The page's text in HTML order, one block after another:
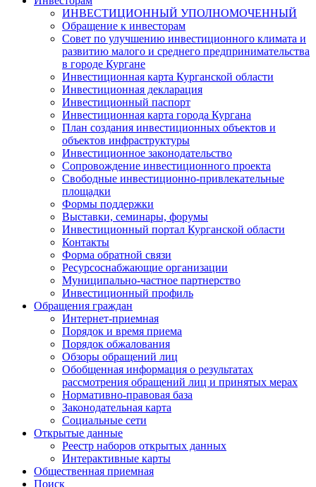
ИНВЕСТИЦИОННЫЙ УПОЛНОМОЧЕННЫЙ
Обращение к инвесторам
Совет по улучшению инвестиционного климата и
развитию малого и среднего предпринимательства
в городе Кургане
Инвестиционная карта Курганской области
Инвестиционная декларация
Инвестиционный паспорт
Инвестиционная карта города Кургана
План создания инвестиционных объектов и
объектов инфраструктуры
Инвестиционное законодательство
Сопровождение инвестиционного проекта
Свободные инвестиционно-привлекательные
площадки
Формы поддержки
Выставки, семинары, форумы
Инвестиционный портал Курганской области
Контакты
Форма обратной связи
Ресурсоснабжающие организации
Муниципально-частное партнерство
Инвестиционный профиль
Обращения граждан
Интернет-приемная
Порядок и время приема
Порядок обжалования
Обзоры обращений лиц
Обобщенная информация о результатах
рассмотрения обращений лиц и принятых мерах
Нормативно-правовая база
Законодательная карта
Социальные сети
Открытые данные
Реестр наборов открытых данных
Интерактивные карты
Общественная приемная
Поиск